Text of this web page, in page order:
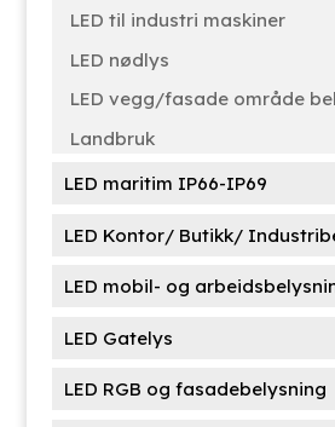
LED til industri maskiner
LED nødlys
LED vegg/fasade område
Landbruk
LED maritim IP66-IP69
LED Kontor/ Butikk/
LED mobil- og
LED Gatelys
LED RGB og fasadebelysning